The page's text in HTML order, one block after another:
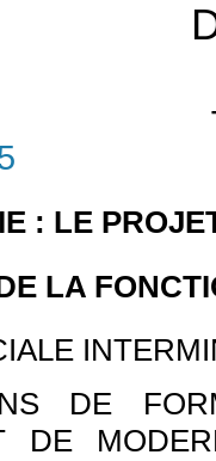
: LE
LA
DE
DE